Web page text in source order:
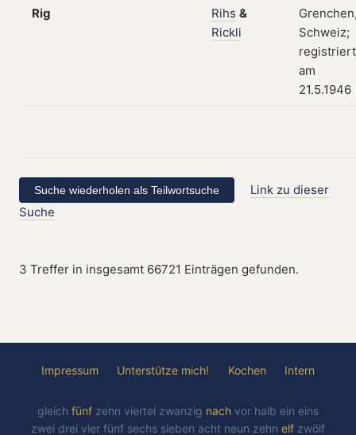
Rig Rihs &
Rickli
Schweiz;
registriert
am
21.5.1946
Link zu dieser
Suche
3 Treffer in insgesamt 66721 Einträgen gefunden.
Impressum Unterstütze mich! Kochen Intern
gleich fünf zehn viertel zwanzig nach vor halb ein eins
zwei drei vier fünf sechs sieben acht neun zehn elf zwölf